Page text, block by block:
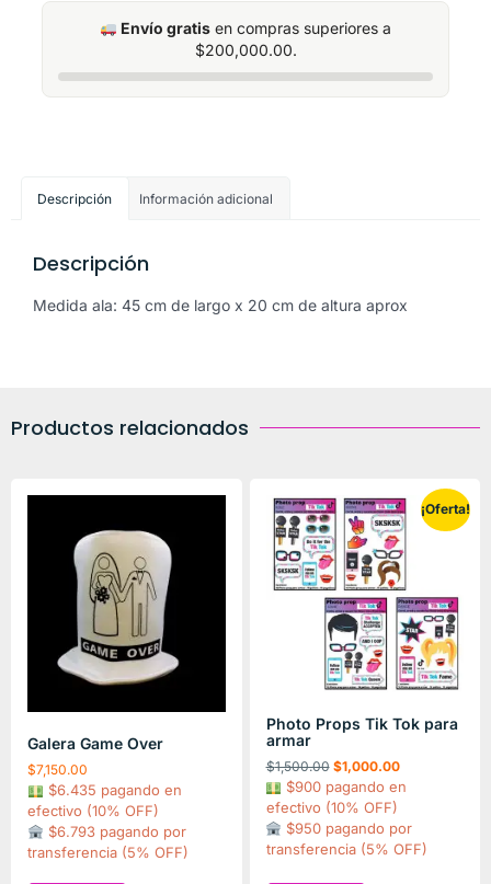
Envío gratis en compras superiores a
$200,000.00.
Descripción Información adicional
Descripción
Medida ala: 45 cm de largo x 20 cm de altura aprox
Productos relacionados
Galera Game Over
$7,150.00
$6.435 pagando en
efectivo (10% OFF)
$6.793 pagando por
transferencia (5% OFF)
¡Oferta!
Photo Props Tik Tok para
armar
$1,500.00 $1,000.00
$900 pagando en
efectivo (10% OFF)
$950 pagando por
transferencia (5% OFF)